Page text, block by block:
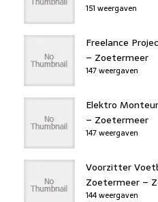
151 weergaven
Freelance
– Zoetermeer
147 weergaven
Elektro
– Zoetermeer
147 weergaven
Voorzitter
Zoetermeer –
144 weergaven